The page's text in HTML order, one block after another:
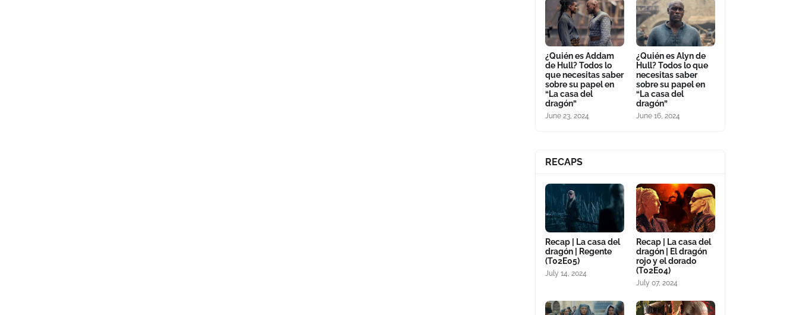
¿Quién es Addam
de Hull? Todos lo
que necesitas saber
sobre su papel en
“La casa del
dragón”
June 23, 2024
¿Quién es Alyn de
Hull? Todos lo que
necesitas saber
sobre su papel en
“La casa del
dragón”
June 16, 2024
RECAPS
Recap | La casa del
dragón | Regente
(T02E05)
July 14, 2024
Recap | La casa del
dragón | El dragón
rojo y el dorado
(T02E04)
July 07, 2024